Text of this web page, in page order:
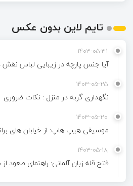
تایم لاین بدون عکس
1403-05-31
آیا جنس پارچه در زیبایی لباس نقش
1403-05-25
نگهداری گربه در منزل : نکات ضروری
1403-05-20
موسیقی هیپ هاپ: از خیابان های
1403-05-18
فتح قله زبان آلمانی: راهنمای صعود